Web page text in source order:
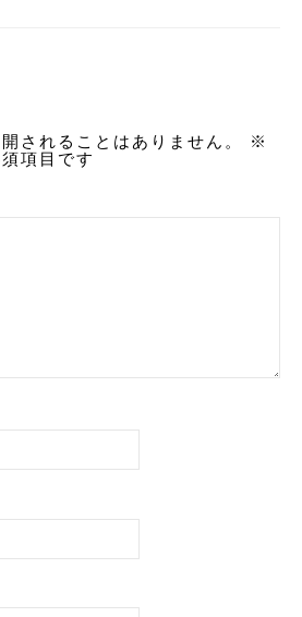
されることはありません。
※
項目です